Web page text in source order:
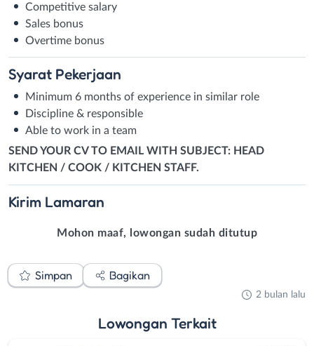
Competitive salary
Sales bonus
Overtime bonus
Syarat Pekerjaan
Minimum 6 months of experience in similar role
Discipline & responsible
Able to work in a team
SEND YOUR CV TO EMAIL WITH SUBJECT: HEAD
KITCHEN / COOK / KITCHEN STAFF.
Kirim Lamaran
Mohon maaf, lowongan sudah ditutup
Simpan Bagikan
2 bulan lalu
Lowongan Terkait